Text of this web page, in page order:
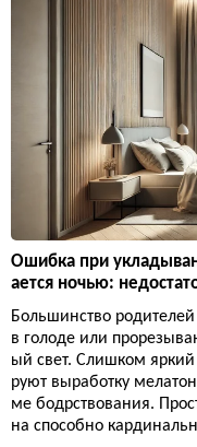
Ошибка при
ается ночью:
Большинство
в голоде или
ый свет. Слишком
руют выработку
ме бодрствования.
на способно